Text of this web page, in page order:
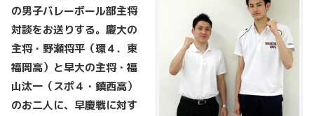
の男子バレーボール部主将
対談をお送りする。慶大の
主将・野瀬将平（環４．東
福岡高）と早大の主将・福
山汰一（スポ４・鎮西高）
のお二人に、早慶戦に対す